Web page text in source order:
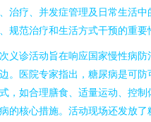
治疗、并发症管理及日常生活
规范治疗和生活方式干预的重要
义诊活动旨在响应国家慢性病
。医院专家指出，糖尿病是可
，如合理膳食、适量运动、控
的核心措施。活动现场还发放